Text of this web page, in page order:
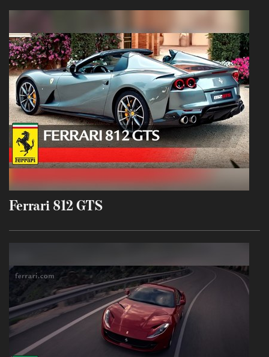
Ferrari 812 GTS